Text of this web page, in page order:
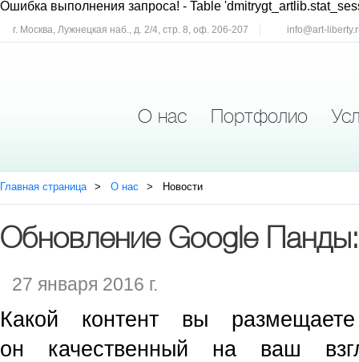
Ошибка выполнения запроса! - Table
г. Москва, Лужнецкая наб., д. 2/4, стр. 8, оф. 206-207 info@art-
О нас Портфолио
Главная страница О нас Новости
Обновление Google
27 января 2016 г.
Какой контент вы
он качественный на ваш